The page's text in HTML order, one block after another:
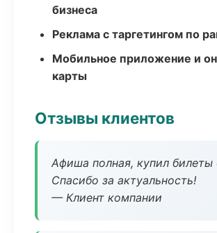
бизнеса
Реклама с таргетингом по
Мобильное приложение и
карты
Отзывы клиентов
Афиша полная, купил билеты
Спасибо за актуальность!
— Клиент компании